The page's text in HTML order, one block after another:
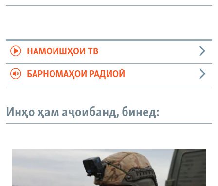
НАМОИШҲОИ ТВ
БАРНОМАҲОИ РАДИОӢ
Инҳо ҳам аҷоибанд, бинед: